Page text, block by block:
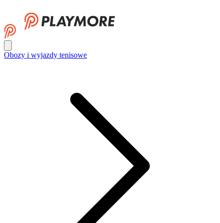
Obozy i wyjazdy tenisowe